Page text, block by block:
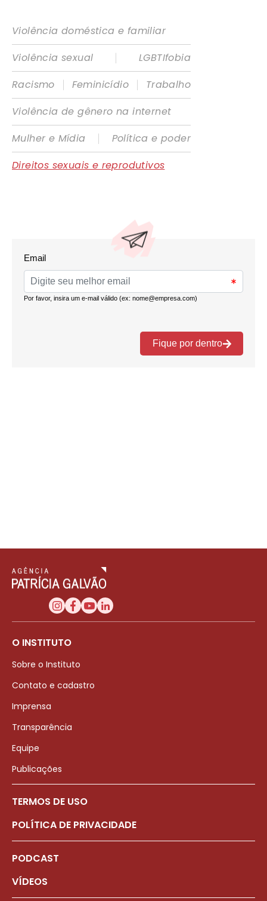
Violência doméstica e familiar
Violência sexual
|
LGBTIfobia
Racismo
| Feminicídio |
Trabalho
Violência de gênero na internet
Mulher e Mídia
|
Política e poder
Direitos sexuais e reprodutivos
O INSTITUTO
Sobre o Instituto
Contato e cadastro
Imprensa
Transparência
Equipe
Publicações
TERMOS DE USO
POLÍTICA DE PRIVACIDADE
PODCAST
VÍDEOS